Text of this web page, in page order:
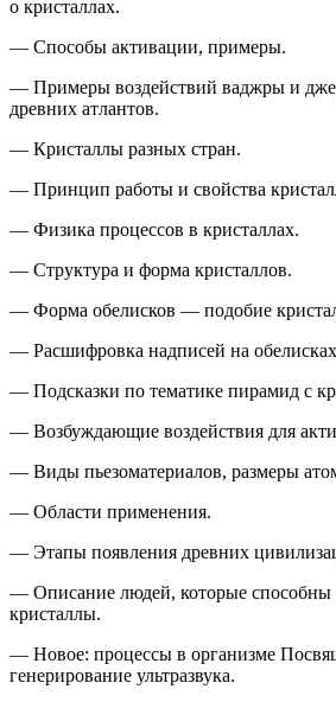
о кристаллах.
— Способы активации, примеры.
— Примеры воздействий ваджры и
древних атлантов.
— Кристаллы разных стран.
— Принцип работы и свойства
— Физика процессов в кристаллах.
— Структура и форма кристаллов.
— Форма обелисков — подобие
— Расшифровка надписей на
— Подсказки по тематике пирамид с
— Возбуждающие воздействия для
— Виды пьезоматериалов, размеры
— Области применения.
— Этапы появления древних
— Описание людей, которые способны
кристаллы.
— Новое: процессы в организме
генерирование ультразвука.